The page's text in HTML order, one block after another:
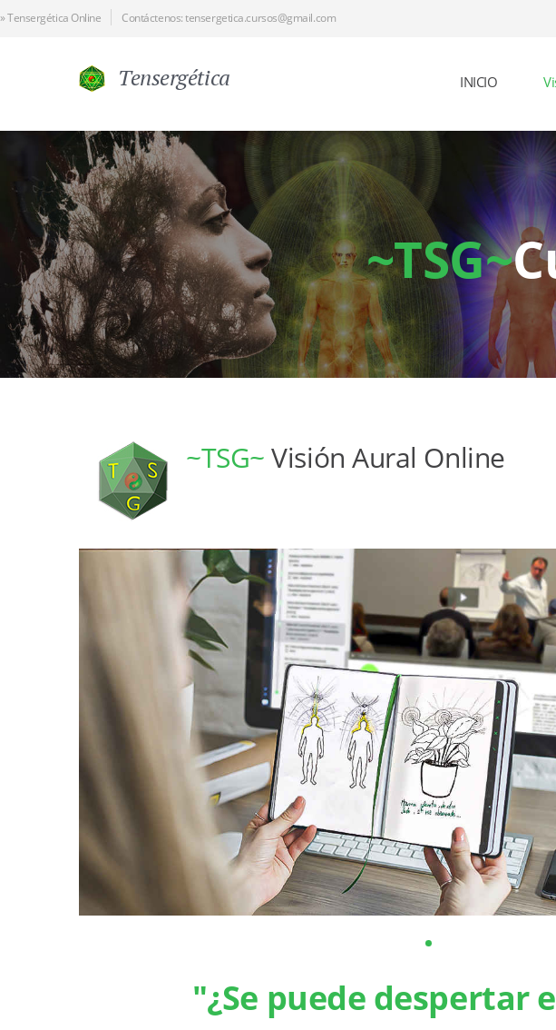
» Tensergética Online Contáctenos:tensergetica.cursos@gmail.com
Tensergética INICIO
~TSG~
~TSG~Visión Aural Online
"¿Se puede despertar